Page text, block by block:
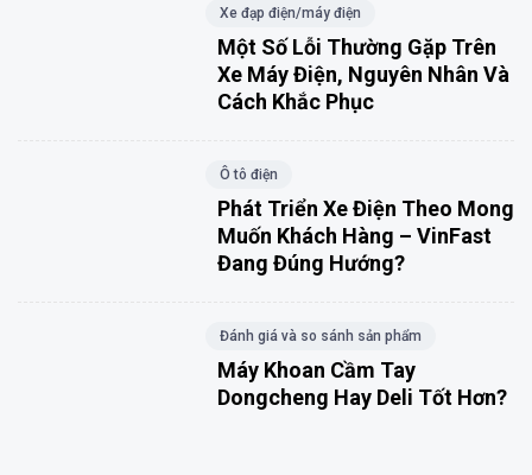
Xe đạp điện/máy điện
Một Số Lỗi Thường Gặp Trên
Xe Máy Điện, Nguyên Nhân Và
Cách Khắc Phục
Ô tô điện
Phát Triển Xe Điện Theo Mong
Muốn Khách Hàng – VinFast
Đang Đúng Hướng?
Đánh giá và so sánh sản phẩm
Máy Khoan Cầm Tay
Dongcheng Hay Deli Tốt Hơn?